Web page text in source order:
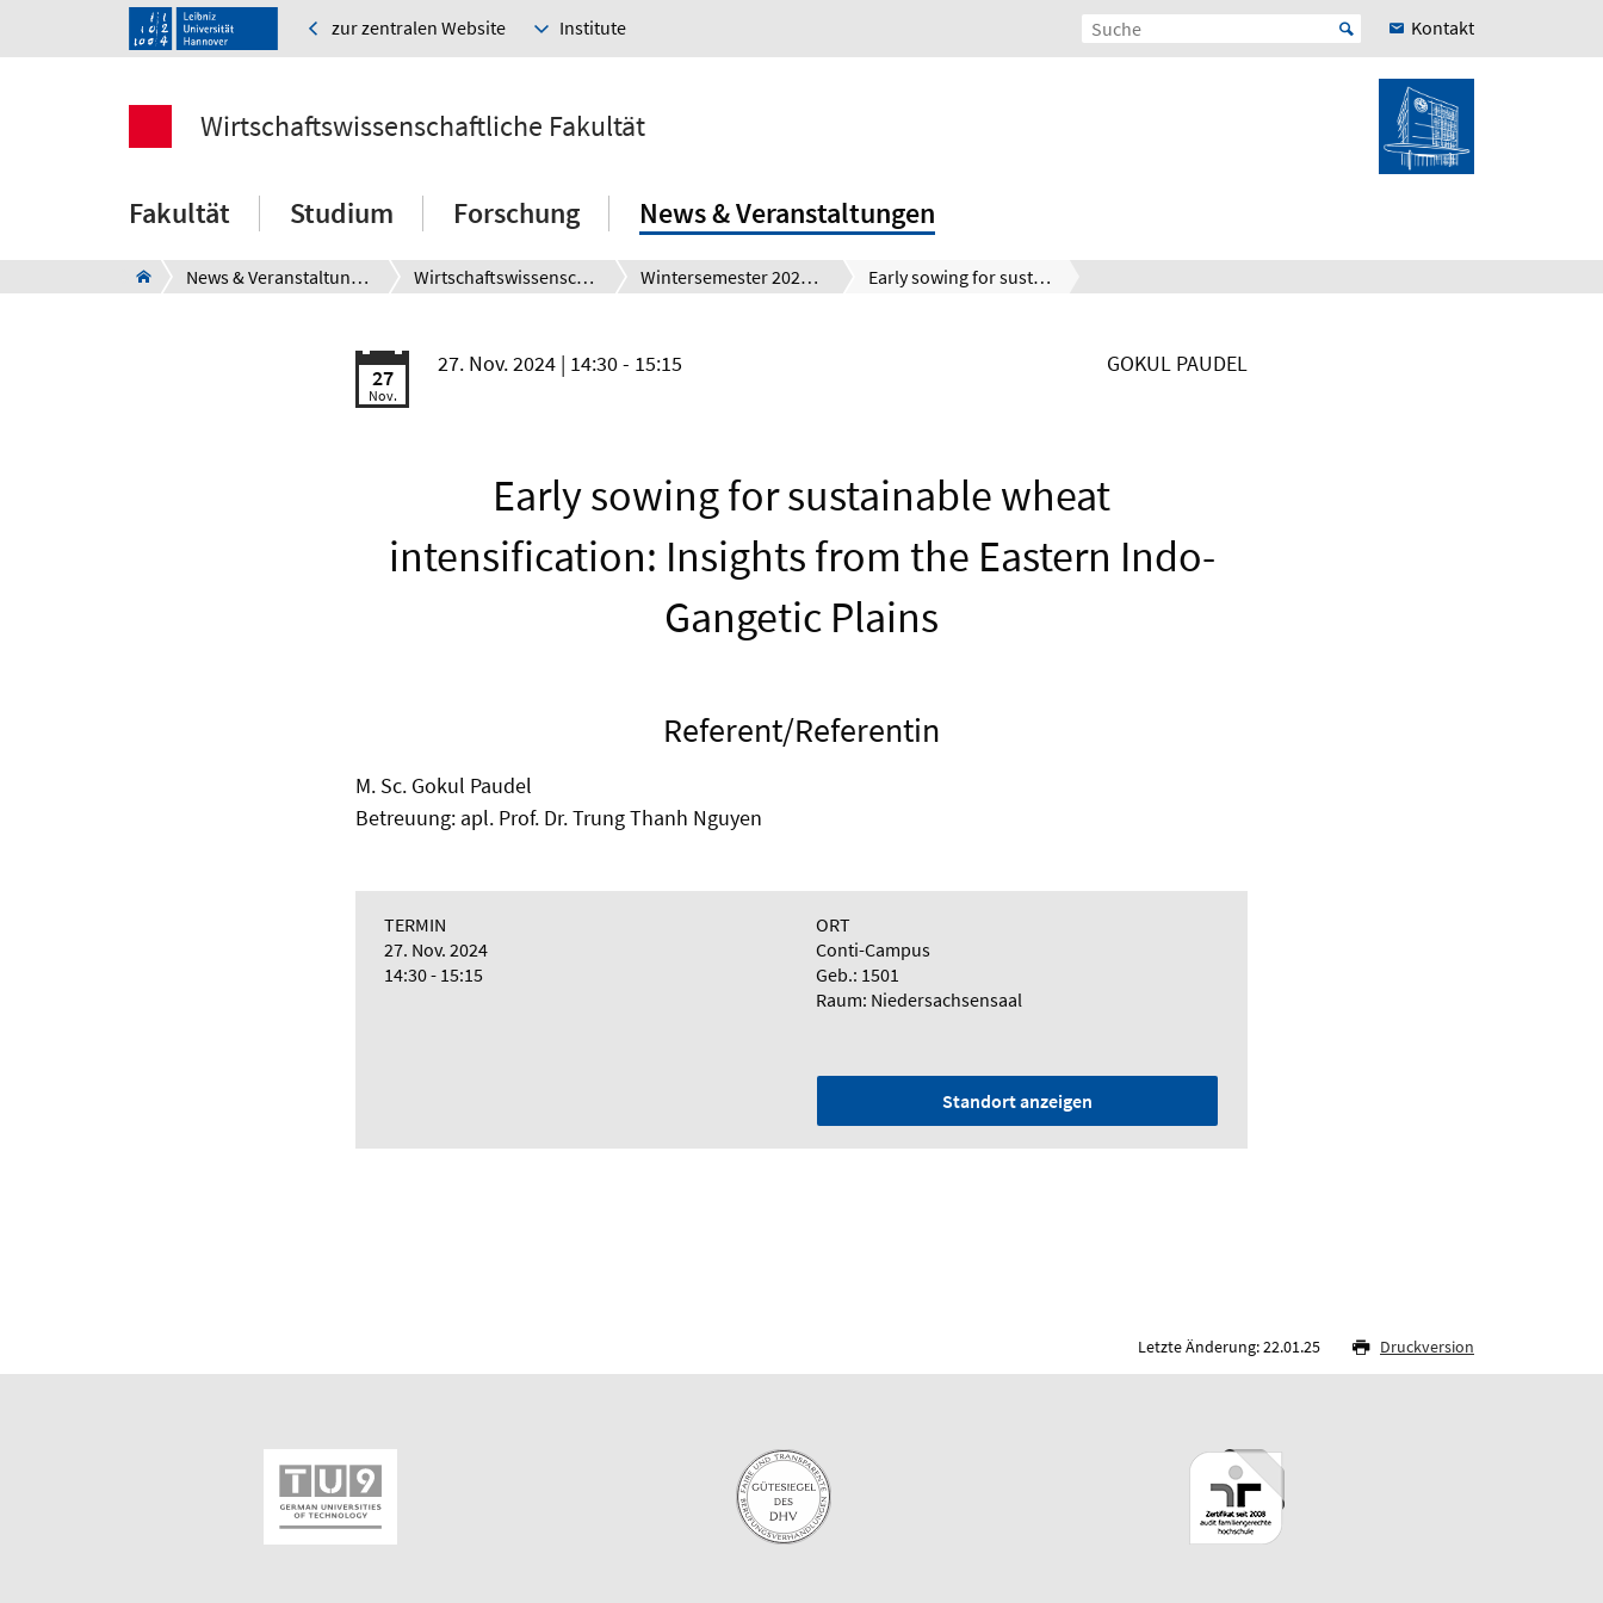
zur zentralen Website Institute Kontakt
Wirtschaftswissenschaftliche Fakultät
Fakultät Studium Forschung News & Veranstaltungen
News & Veranstaltungen Wirtschaftswissenschaftliches Doktorandenkolloquium (ehemals Forschungsseminar) Wintersemester 2024/2025 Early sowing for sustainable wheat intensification: Insights from the Eastern Indo-Gangetic Plains
27
Nov.
27. Nov. 2024 | 14:30 - 15:15 GOKUL PAUDEL
Early sowing for sustainable wheat
intensification: Insights from the Eastern Indo-
Gangetic Plains
Referent/Referentin
M. Sc. Gokul Paudel
Betreuung: apl. Prof. Dr. Trung Thanh Nguyen
TERMIN
27. Nov. 2024
14:30 - 15:15
ORT
Conti-Campus
Geb.: 1501
Raum: Niedersachsensaal
Standort anzeigen
Letzte Änderung: 22.01.25 Druckversion